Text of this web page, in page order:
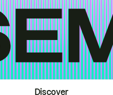
Discover